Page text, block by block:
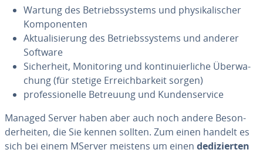
Wartung des Be­triebs­sys­tems und phy­si­ka­li­scher
Kom­po­nen­ten
Ak­tua­li­sie­rung des Be­triebs­sys­tems und anderer
Software
Si­cher­heit, Mo­ni­to­ring und kon­ti­nu­ier­li­che Über­wa­
chung (für stetige Er­reich­bar­keit sorgen)
pro­fes­sio­nel­le Betreuung und Kun­den­ser­vice
Managed Server haben aber auch noch andere Be­son­
der­hei­ten, die Sie kennen sollten. Zum einen handelt es
sich bei einem MServer meistens um einen de­di­zier­ten